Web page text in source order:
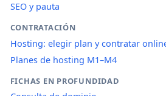
SEO y pauta
CONTRATACIÓN
Hosting: elegir plan y contratar
Planes de hosting M1–M4
FICHAS EN PROFUNDIDAD